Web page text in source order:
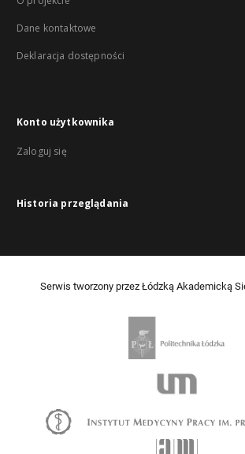
Dane kontaktowe
Deklaracja dostępności
Konto użytkownika
Zaloguj się
Historia przeglądania
Serwis tworzony przez Łódzką Akademicką